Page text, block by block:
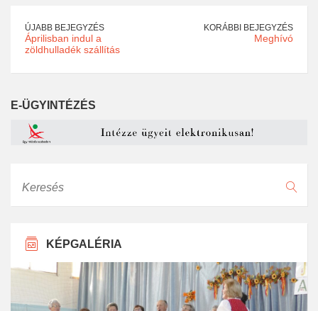
ÚJABB BEJEGYZÉS
Áprilisban indul a
zöldhulladék szállítás
KORÁBBI BEJEGYZÉS
Meghívó
E-ÜGYINTÉZÉS
KÉPGALÉRIA